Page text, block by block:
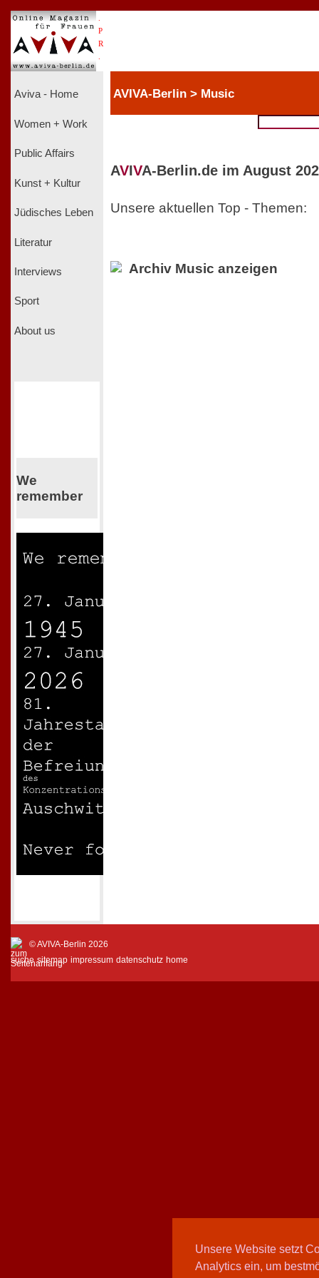
Unsere Website setzt
Analytics ein, um
P
R
Aviva - Home
Women + Work
Public Affairs
Kunst + Kultur
Jüdisches Leben
Literatur
Interviews
Sport
About us
We
remember
AVIVA-Berlin > Music
AVIVA-Berlin.de im August
Unsere aktuellen Top - Themen:
Archiv Music anzeigen
© AVIVA-Berlin 2026
suche sitemap impressum datenschutz home